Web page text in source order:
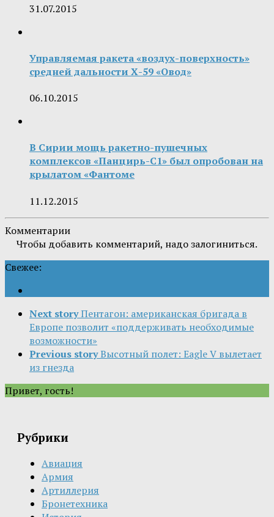
31.07.2015
Управляемая ракета «воздух-поверхность»
средней дальности Х-59 «Овод»
06.10.2015
В Сирии мощь ракетно-пушечных
комплексов «Панцирь-С1» был опробован на
крылатом «Фантоме
11.12.2015
Комментарии
Чтобы добавить комментарий, надо залогиниться.
Свежее:
Next storyПентагон: американская бригада в
Европе позволит «поддерживать необходимые
возможности»
Previous storyВысотный полет: Eagle V вылетает
из гнезда
Привет, гость!
Рубрики
Авиация
Армия
Артиллерия
Бронетехника